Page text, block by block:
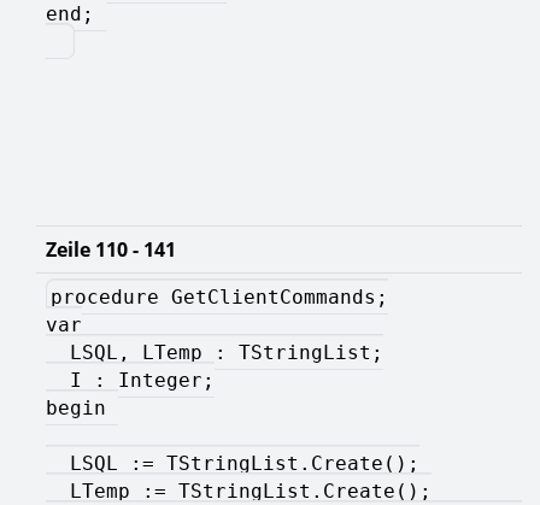
end;
Zeile 110 - 141
procedure GetClientCommands;
var
LSQL, LTemp : TStringList;
I : Integer;
begin
LSQL := TStringList.Create();
LTemp := TStringList.Create();